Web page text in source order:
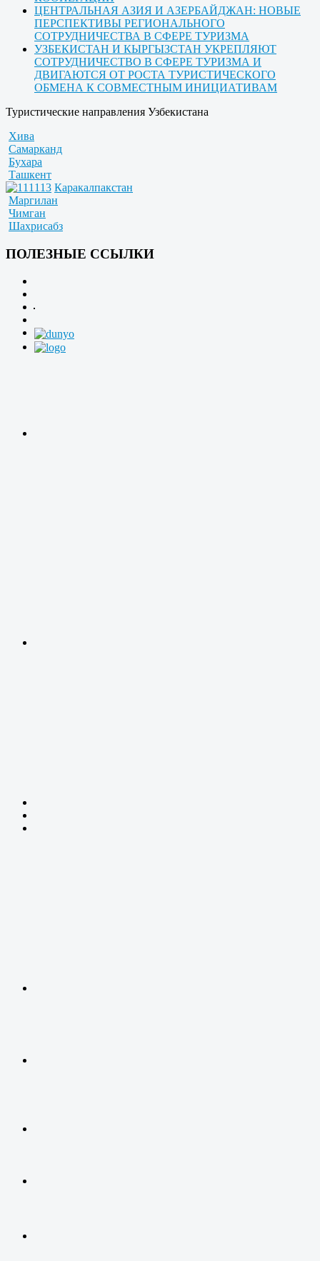
ЦЕНТРАЛЬНАЯ АЗИЯ И АЗЕРБАЙДЖАН: НОВЫЕ
ПЕРСПЕКТИВЫ РЕГИОНАЛЬНОГО
СОТРУДНИЧЕСТВА В СФЕРЕ ТУРИЗМА
УЗБЕКИСТАН И КЫРГЫЗСТАН УКРЕПЛЯЮТ
СОТРУДНИЧЕСТВО В СФЕРЕ ТУРИЗМА И
ДВИГАЮТСЯ ОТ РОСТА ТУРИСТИЧЕСКОГО
ОБМЕНА К СОВМЕСТНЫМ ИНИЦИАТИВАМ
Туристические направления Узбекистана
Хива
Самарканд
Бухара
Ташкент
Каракалпакстан
Маргилан
Чимган
Шахрисабз
ПОЛЕЗНЫЕ ССЫЛКИ